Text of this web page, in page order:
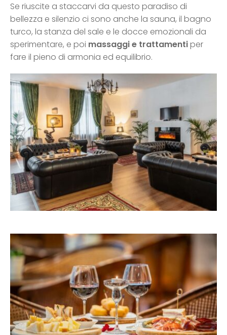
Se riuscite a staccarvi da questo paradiso di
bellezza e silenzio ci sono anche la sauna, il bagno
turco, la stanza del sale e le docce emozionali da
sperimentare, e poi massaggi e trattamentiper
fare il pieno di armonia ed equilibrio.